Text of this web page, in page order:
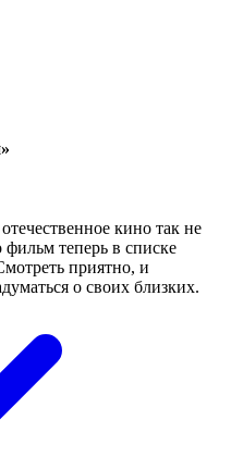
кино так не
теперь в списке
приятно, и
о своих близких.